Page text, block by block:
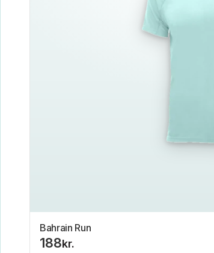
Bahrain Run
188kr.